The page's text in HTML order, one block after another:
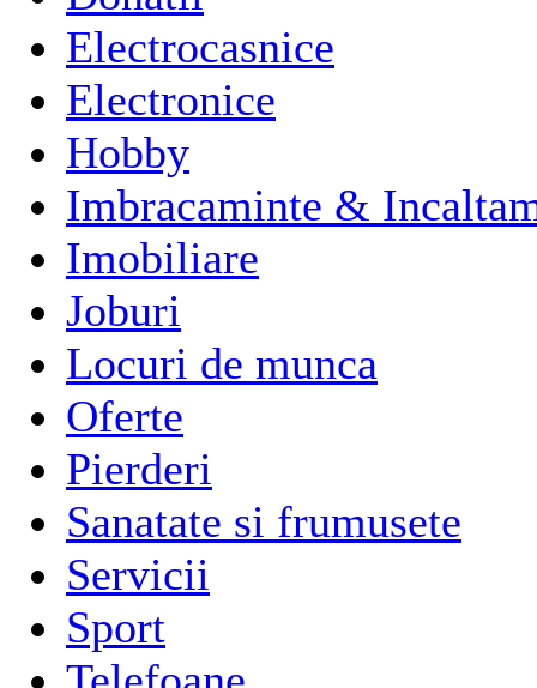
Electrocasnice
Electronice
Hobby
Imbracaminte &
Imobiliare
Joburi
Locuri de munca
Oferte
Pierderi
Sanatate si frumusete
Servicii
Sport